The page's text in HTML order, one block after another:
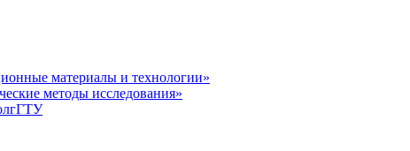
материалы и технологии»
методы исследования»